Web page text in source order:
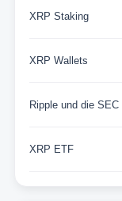
XRP Staking
XRP Wallets
Ripple und die SEC
XRP ETF